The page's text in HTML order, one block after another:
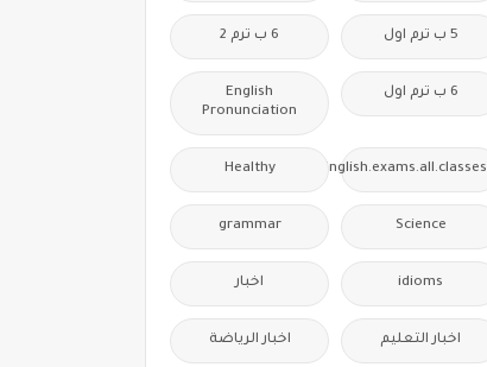
5 ب ترم اول 6 ب ترم 2
6 ب ترم اول
English
Pronunciation
Free.English.exams.all.classes
Healthy
Science
grammar
idioms اخبار
اخبار التعليم اخبار الرياضة